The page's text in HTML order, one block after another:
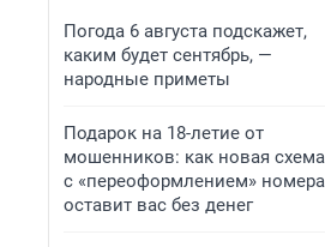
Погода 6 августа подскажет,
каким будет сентябрь, —
народные приметы
Подарок на 18-летие от
мошенников: как новая схема
с «переоформлением» номера
оставит вас без денег